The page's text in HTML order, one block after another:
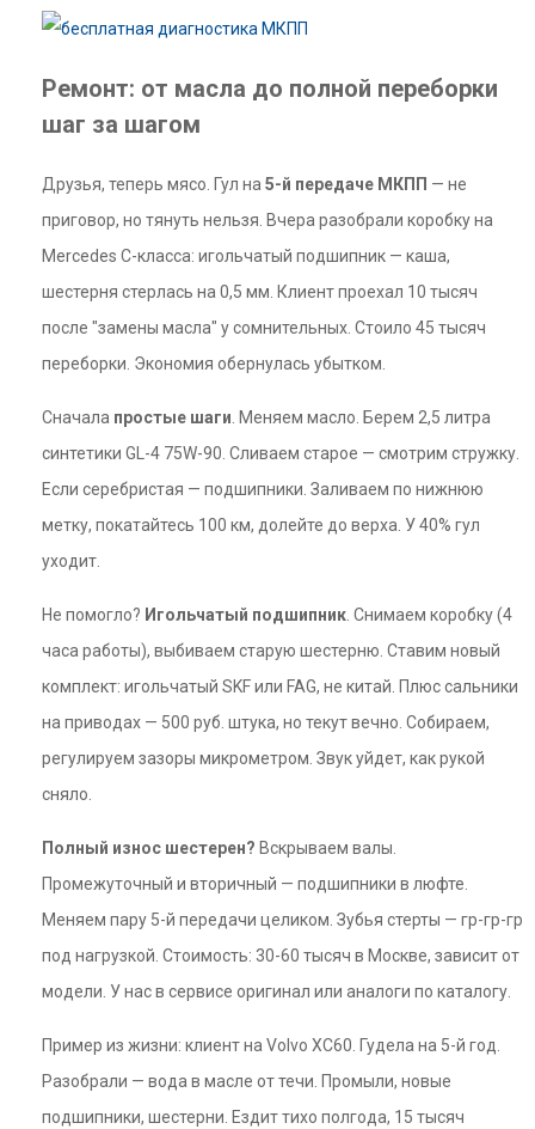
Ремонт: от масла до полной переборки
шаг за шагом
Друзья, теперь мясо. Гул на 5-й передаче МКПП — не
приговор, но тянуть нельзя. Вчера разобрали коробку на
Mercedes C-класса: игольчатый подшипник — каша,
шестерня стерлась на 0,5 мм. Клиент проехал 10 тысяч
после "замены масла" у сомнительных. Стоило 45 тысяч
переборки. Экономия обернулась убытком.
Сначала простые шаги . Меняем масло. Берем 2,5 литра
синтетики GL-4 75W-90. Сливаем старое — смотрим стружку.
Если серебристая — подшипники. Заливаем по нижнюю
метку, покатайтесь 100 км, долейте до верха. У 40% гул
уходит.
Не помогло? Игольчатый подшипник . Снимаем коробку (4
часа работы), выбиваем старую шестерню. Ставим новый
комплект: игольчатый SKF или FAG, не китай. Плюс сальники
на приводах — 500 руб. штука, но текут вечно. Собираем,
регулируем зазоры микрометром. Звук уйдет, как рукой
сняло.
Полный износ шестерен? Вскрываем валы.
Промежуточный и вторичный — подшипники в люфте.
Меняем пару 5-й передачи целиком. Зубья стерты — гр-гр-гр
под нагрузкой. Стоимость: 30-60 тысяч в Москве, зависит от
модели. У нас в сервисе оригинал или аналоги по каталогу.
Пример из жизни: клиент на Volvo XC60. Гудела на 5-й год.
Разобрали — вода в масле от течи. Промыли, новые
подшипники, шестерни. Ездит тихо полгода, 15 тысяч